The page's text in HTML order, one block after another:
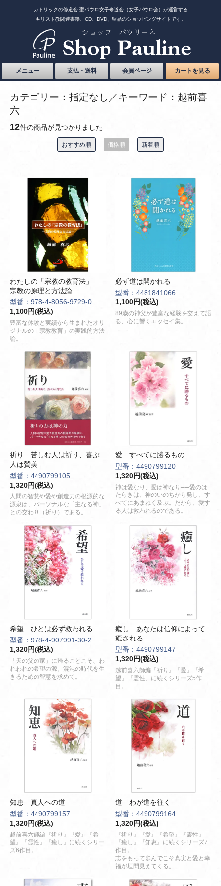
カトリックの修道会 聖パウロ女子修道会（女子パウロ会）が運営する
キリスト教関連書籍、CD、DVD、聖品のショッピングサイトです。
メニュー 支払・送料 会員ページ カートを見る
カテゴリー：指定なし／キーワード：越前喜
六
12件の商品が見つかりました
おすすめ順 価格順 新着順
わたしの「宗教の教育法」
宗教の原理と方法論
型番：978-4-8056-9729-0
1,100円(税込)
豊富な体験と実績から生まれたオリ
ジナルの「宗教教育」の実践的方法
論。
必ず道は開かれる
型番：4481841066
1,100円(税込)
89歳の神父が豊富な経験を交えて語
る、心に響くエッセイ集。
祈り 苦しむ人は祈り、喜ぶ
人は賛美
型番：4490799105
1,320円(税込)
人間の智慧や愛や創造力の根源的な
源泉は、パーソナルな「主なる神」
との交わり（祈り）である。
愛 すべてに勝るもの
型番：4490799120
1,320円(税込)
神は愛なり、愛は神なり──愛のは
たらきは、神のいのちから発し、す
べてにあまねく及ぶ。だから、愛す
る人は救われるのである。
希望 ひとは必ず救われる
型番：978-4-907991-30-2
1,320円(税込)
「天の父の家」に帰ることこそ、わ
れわれの希望の源。混沌の時代を生
きるための智慧を求めて。
癒し あなたは信仰によって
癒される
型番：4490799147
1,320円(税込)
越前喜六師編『祈り』『愛』『希
望』『霊性』に続くシリーズ5作
目。
知恵 真人への道
型番：4490799157
1,320円(税込)
越前喜六師編『祈り』『愛』『希
望』『霊性』『癒し』に続くシリー
ズ6作目。
道 わが道を往く
型番：4490799164
1,320円(税込)
『祈り』『愛』『希望』『霊性』
『癒し』『知恵』に続くシリーズ7
作目。
志をもって歩んでこそ真実と愛と幸
福が垣間見えてくる。